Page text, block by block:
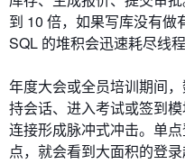
到 10 倍，如果写库没有做
SQL 的堆积会迅速耗尽线
年度大会或全员培训期间
持会话、进入考试或签到
连接形成脉冲式冲击。单
点，就会看到大面积的登录